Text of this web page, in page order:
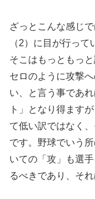
ざっとこんな感じ
（2）に目が行って
そこはもっともっ
セロのように攻撃
い、と言う事であ
ト」となり得ます
て低い訳ではなく
です。野球でいう
いての「攻」も選
るべきであり、そ